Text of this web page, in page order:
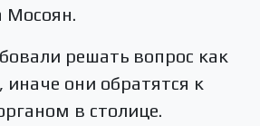
Мосоян.
решать вопрос как
они обратятся к
в столице.